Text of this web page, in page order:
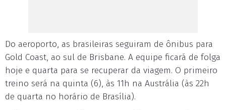
Do aeroporto, as brasileiras seguiram de ônibus para
Gold Coast, ao sul de Brisbane. A equipe ficará de folga
hoje e quarta para se recuperar da viagem. O primeiro
treino será na quinta (6), às 11h na Austrália (às 22h
de quarta no horário de Brasília).